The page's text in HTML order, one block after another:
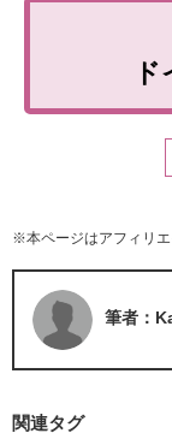
※本ページはアフィリ
筆者：
関連タグ